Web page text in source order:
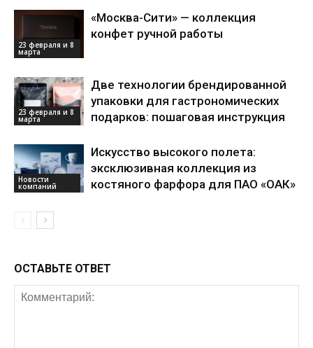
23 февраля и 8
марта
«Москва-Сити» — коллекция
конфет ручной работы
23 февраля и 8
марта
Две технологии брендированной
упаковки для гастрономических
подарков: пошаговая инструкция
Новости
компаний
Искусство высокого полета:
эксклюзивная коллекция из
костяного фарфора для ПАО «ОАК»
ОСТАВЬТЕ ОТВЕТ